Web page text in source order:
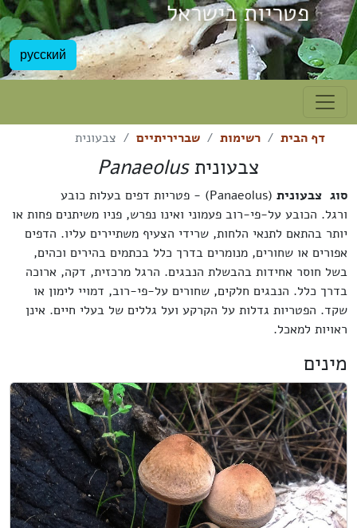
פטריות בישראל
русский
דף הבית רשימות שבריריתיים צבעונית
צבעוניתPanaeolus
סוג צבעונית
(Panaeolus) - פטריות דפים בעלות כובע
ורגל. הכובע על-פי-רוב פעמוני ואינו נפרש, פניו משיתנים פחות או
יותר בהתאם לתנאי הלחות, שרידי הצעיף משתיירים עליו. הדפים
אפורים או שחורים, מנומרים בדרך כלל בכתמים בהירים וכהים,
בשל חוסר אחידות בהבשלת הנבגים. הרגל מרכזית, דקה, ארוכה
בדרך כלל. הנבגים חלקים, שחורים על-פי-רוב, דמויי לימון או
שקד. הפטריות גדלות על הקרקע ועל גללים של בעלי חיים. אינן
ראויות למאכל.
מינים